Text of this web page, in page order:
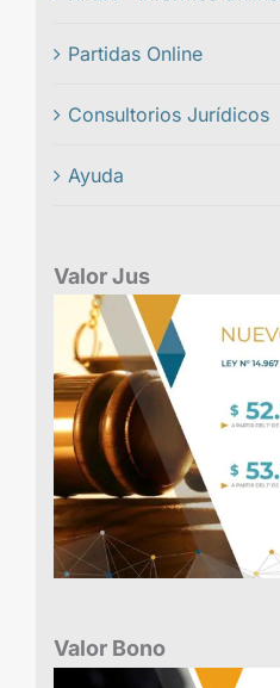
Partidas Online
Consultorios Jurídicos
Ayuda
Valor Jus
Valor Bono